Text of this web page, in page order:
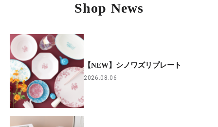
Shop News
【NEW】シノワズリプレート
2026.08.06